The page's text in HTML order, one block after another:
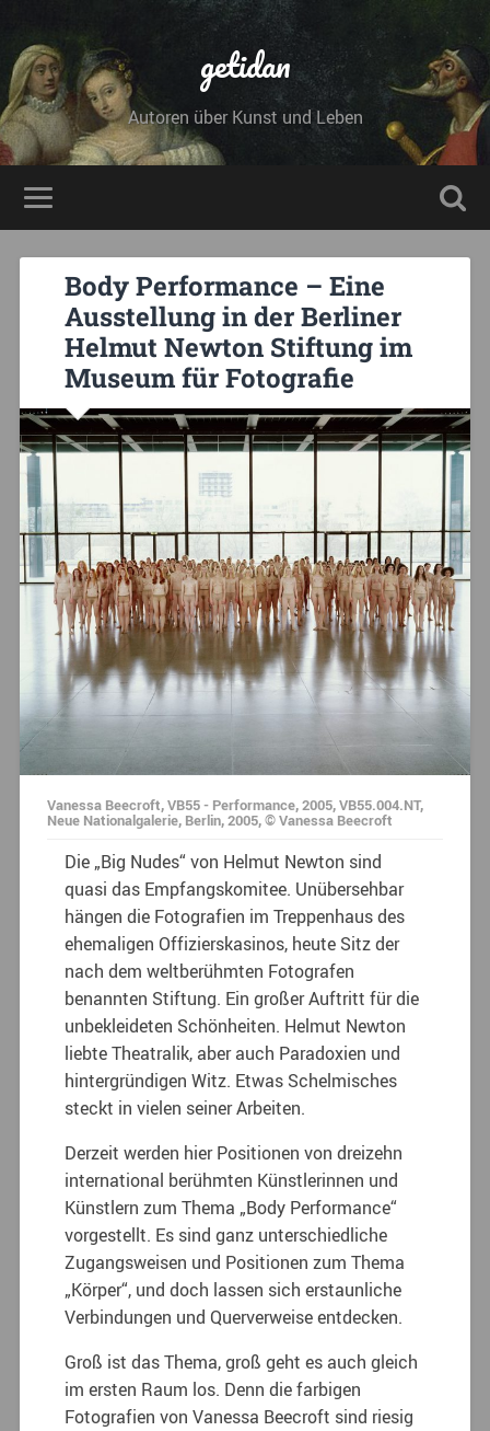
getidan
Autoren über Kunst und Leben
Body Performance – Eine
Ausstellung in der Berliner
Helmut Newton Stiftung im
Museum für Fotografie
Vanessa Beecroft, VB55 - Performance, 2005, VB55.004.NT,
Neue Nationalgalerie, Berlin, 2005, © Vanessa Beecroft
Die „Big Nudes“ von Helmut Newton sind
quasi das Empfangskomitee. Unübersehbar
hängen die Fotografien im Treppenhaus des
ehemaligen Offizierskasinos, heute Sitz der
nach dem weltberühmten Fotografen
benannten Stiftung. Ein großer Auftritt für die
unbekleideten Schönheiten. Helmut Newton
liebte Theatralik, aber auch Paradoxien und
hintergründigen Witz. Etwas Schelmisches
steckt in vielen seiner Arbeiten.
Derzeit werden hier Positionen von dreizehn
international berühmten Künstlerinnen und
Künstlern zum Thema „Body Performance“
vorgestellt. Es sind ganz unterschiedliche
Zugangsweisen und Positionen zum Thema
„Körper“, und doch lassen sich erstaunliche
Verbindungen und Querverweise entdecken.
Groß ist das Thema, groß geht es auch gleich
im ersten Raum los. Denn die farbigen
Fotografien von Vanessa Beecroft sind riesig